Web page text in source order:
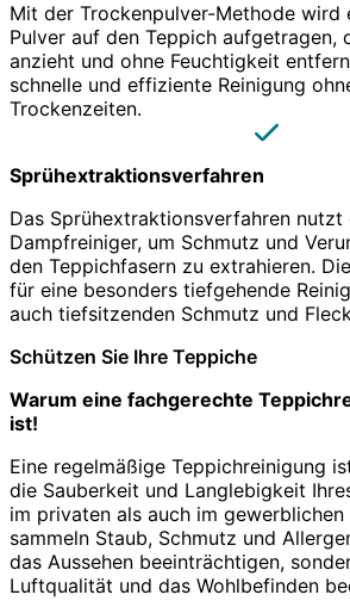
Mit der Trockenpulver-Methode wird
Pulver auf den Teppich aufgetragen,
anzieht und ohne Feuchtigkeit
schnelle und effiziente Reinigung
Trockenzeiten.
Sprühextraktionsverfahren
Das Sprühextraktionsverfahren nutzt
Dampfreiniger, um Schmutz und
den Teppichfasern zu extrahieren.
für eine besonders tiefgehende
auch tiefsitzenden Schmutz und
Schützen Sie Ihre Teppiche
Warum eine fachgerechte
ist!
Eine regelmäßige Teppichreinigung
die Sauberkeit und Langlebigkeit
im privaten als auch im gewerblichen
sammeln Staub, Schmutz und
das Aussehen beeinträchtigen,
Luftqualität und das Wohlbefinden